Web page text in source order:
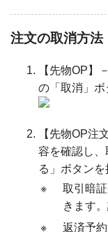
注文の取消方法
【先物OP】
の「取消」ボ
【先物OP注
容を確認し
る」ボタンを
※
取引暗
きます
※
返済予